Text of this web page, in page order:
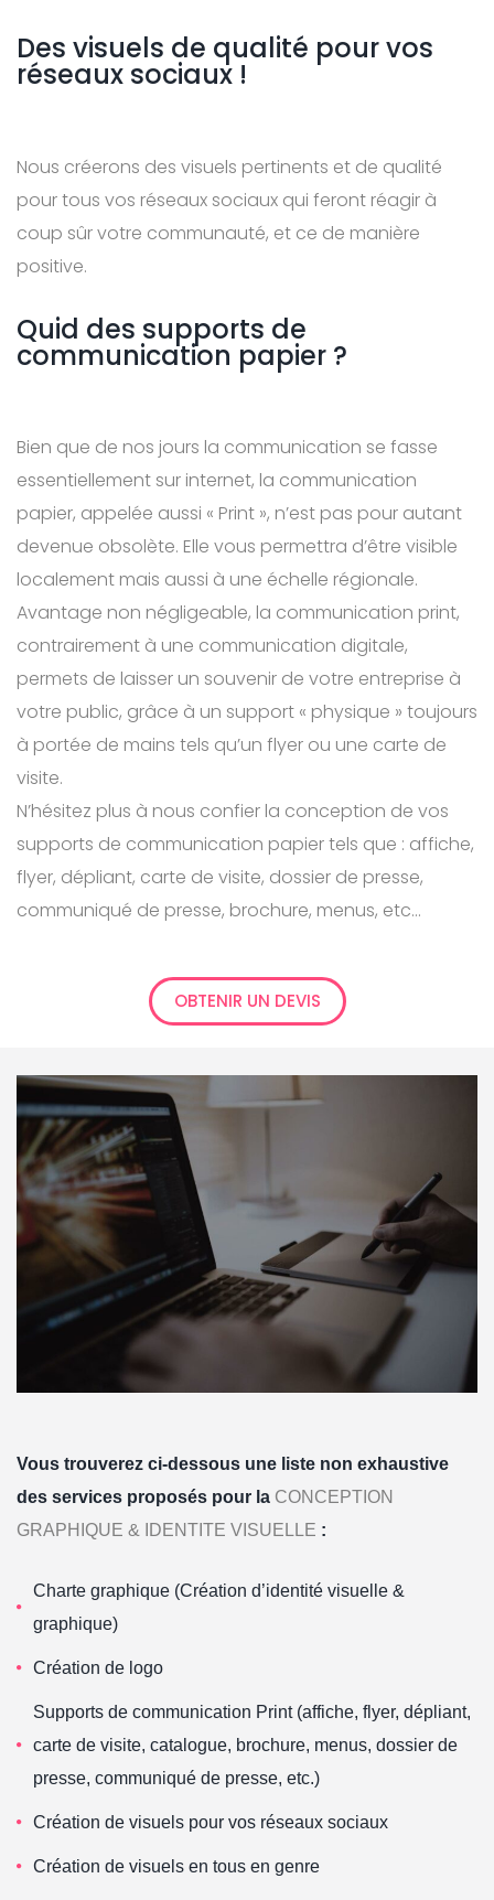
Des visuels de qualité pour vos
réseaux sociaux !
Nous créerons des visuels pertinents et de qualité
pour tous vos réseaux sociaux qui feront réagir à
coup sûr votre communauté, et ce de manière
positive.
Quid des supports de
communication papier ?
Bien que de nos jours la communication se fasse
essentiellement sur internet, la communication
papier, appelée aussi « Print », n’est pas pour autant
devenue obsolète. Elle vous permettra d’être visible
localement mais aussi à une échelle régionale.
Avantage non négligeable, la communication print,
contrairement à une communication digitale,
permets de laisser un souvenir de votre entreprise à
votre public, grâce à un support « physique » toujours
à portée de mains tels qu’un flyer ou une carte de
visite.
N’hésitez plus à nous confier la conception de vos
supports de communication papier tels que : affiche,
flyer, dépliant, carte de visite, dossier de presse,
communiqué de presse, brochure, menus, etc…
OBTENIR UN DEVIS
Vous trouverez ci-dessous une liste non exhaustive
des services proposés pour la CONCEPTION
GRAPHIQUE & IDENTITE VISUELLE :
Charte graphique (Création d’identité visuelle &
graphique)
Création de logo
Supports de communication Print (affiche, flyer, dépliant,
carte de visite, catalogue, brochure, menus, dossier de
presse, communiqué de presse, etc.)
Création de visuels pour vos réseaux sociaux
Création de visuels en tous en genre